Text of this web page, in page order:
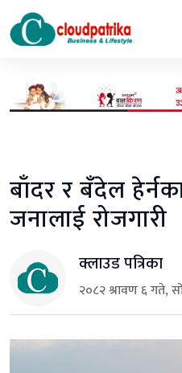
बाँदर र बँदेल
जनालाई रोजगारी
क्लाउड पत्रिका
२०८२ श्रावण ६ गते,